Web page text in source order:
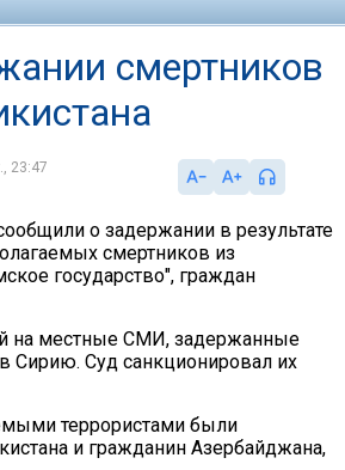
смертников
23:47
о задержании в результате
смертников из
государство", граждан
на местные СМИ, задержанные
Сирию. Суд санкционировал их
террористами были
и гражданин Азербайджана,